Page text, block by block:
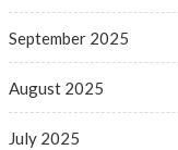
September 2025
August 2025
July 2025